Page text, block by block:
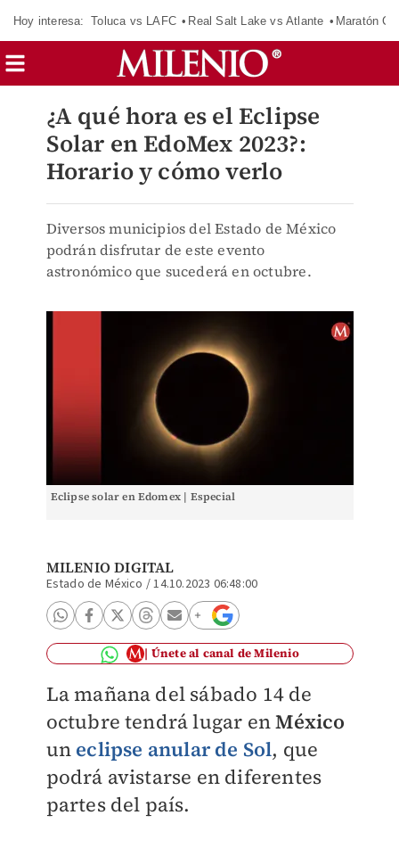
Hoy interesa: Toluca vs LAFC Real Salt Lake vs Atlante Maratón
¿A qué hora es el Eclipse
Solar en EdoMex 2023?:
Horario y cómo verlo
Diversos municipios del Estado de México
podrán disfrutar de este evento
astronómico que sucederá en octubre.
Eclipse solar en Edomex | Especial
MILENIO DIGITAL
Estado de México /14.10.2023 06:48:00
Únete al canal de Milenio
La mañana del sábado 14 de
octubre tendrá lugar enMéxico
un eclipse anular de Sol, que
podrá avistarse en diferentes
partes del país.